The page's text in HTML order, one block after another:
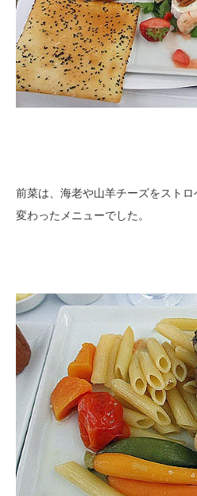
前菜は、海老や山羊チーズをスト
変わったメニューでした。